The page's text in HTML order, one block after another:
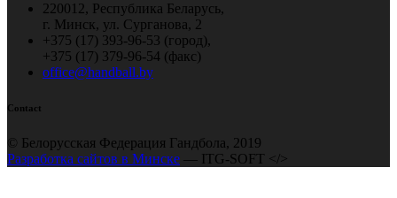
220012, Республика Беларусь,
г. Минск, ул. Сурганова, 2
+375 (17) 393-96-53 (город),
+375 (17) 379-96-54 (факс)
office@handball.by
Contact
© Белорусская Федерация Гандбола, 2019
Разработка сайтов в Минске — ITG-SOFT </>